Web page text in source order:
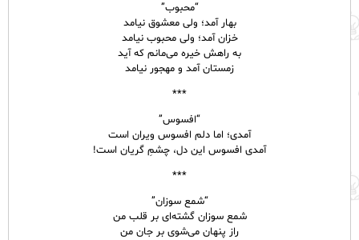
“محبوب”
بهار آمد؛ ولی معشوق نیامد
خزان آمد؛ ولی محبوب نیامد
به راهش خیره می‌مانم که آید
زمستان آمد و مهجور نیامد
***​
“افسوس”
آمدی؛ اما دلم افسوس ویران است
آمدی افسوس این دل، چشمِ گریان است!​
***
“شمع سوزان”
شمع سوزان گشته‌ای بر قلب من
راز پنهان می‌شوی بر جان من